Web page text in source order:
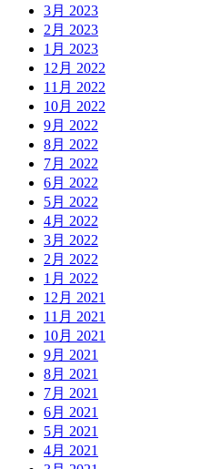
3月 2023
2月 2023
1月 2023
12月 2022
11月 2022
10月 2022
9月 2022
8月 2022
7月 2022
6月 2022
5月 2022
4月 2022
3月 2022
2月 2022
1月 2022
12月 2021
11月 2021
10月 2021
9月 2021
8月 2021
7月 2021
6月 2021
5月 2021
4月 2021